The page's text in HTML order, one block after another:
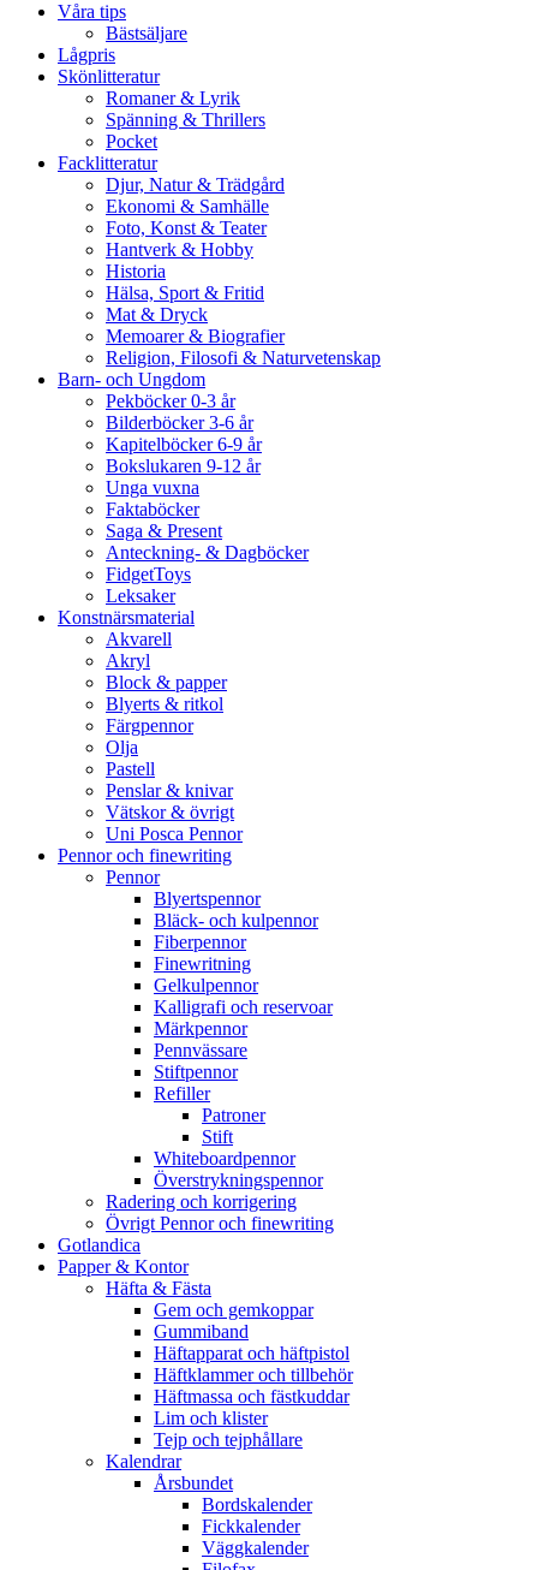
Våra tips
Bästsäljare
Lågpris
Skönlitteratur
Romaner & Lyrik
Spänning & Thrillers
Pocket
Facklitteratur
Djur, Natur & Trädgård
Ekonomi & Samhälle
Foto, Konst & Teater
Hantverk & Hobby
Historia
Hälsa, Sport & Fritid
Mat & Dryck
Memoarer & Biografier
Religion, Filosofi & Naturvetenskap
Barn- och Ungdom
Pekböcker 0-3 år
Bilderböcker 3-6 år
Kapitelböcker 6-9 år
Bokslukaren 9-12 år
Unga vuxna
Faktaböcker
Saga & Present
Anteckning- & Dagböcker
FidgetToys
Leksaker
Konstnärsmaterial
Akvarell
Akryl
Block & papper
Blyerts & ritkol
Färgpennor
Olja
Pastell
Penslar & knivar
Vätskor & övrigt
Uni Posca Pennor
Pennor och finewriting
Pennor
Blyertspennor
Bläck- och kulpennor
Fiberpennor
Finewritning
Gelkulpennor
Kalligrafi och reservoar
Märkpennor
Pennvässare
Stiftpennor
Refiller
Patroner
Stift
Whiteboardpennor
Överstrykningspennor
Radering och korrigering
Övrigt Pennor och finewriting
Gotlandica
Papper & Kontor
Häfta & Fästa
Gem och gemkoppar
Gummiband
Häftapparat och häftpistol
Häftklammer och tillbehör
Häftmassa och fästkuddar
Lim och klister
Tejp och tejphållare
Kalendrar
Årsbundet
Bordskalender
Fickkalender
Väggkalender